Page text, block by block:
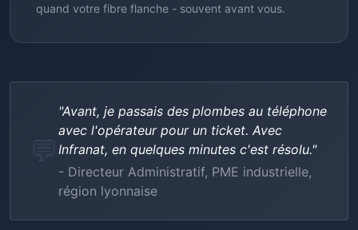
quand votre fibre flanche - souvent avant vous.
"Avant, je passais des plombes au téléphone
avec l'opérateur pour un ticket. Avec
Infranat, en quelques minutes c'est résolu."
- Directeur Administratif, PME industrielle,
région lyonnaise